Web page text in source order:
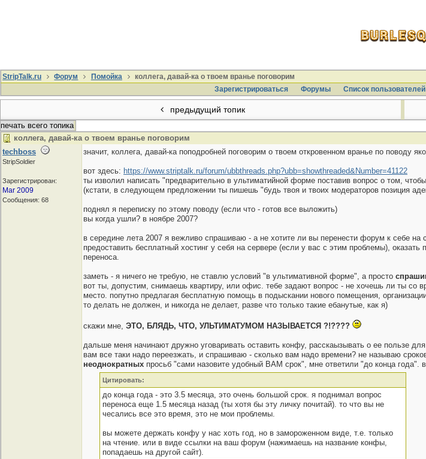
StripTalk.ru Форум Помойка
коллега, давай-ка о твоем вранье поговорим
Зарегистрироваться
Форумы Список пользователей
предыдущий топик
печать всего топика
коллега, давай-ка о твоем вранье поговорим
techboss
StripSoldier
Зарегистрирован:
Mar 2009
Сообщения: 68
значит, коллега, давай-ка поподробней поговорим о твоем откровенном вранье по поводу
вот здесь: https://www.striptalk.ru/forum/ubbthreads.php?ubb=showthreaded&Number=41122
ты изволил написать "предварительно в ультиматийной форме поставив вопрос о том,
(кстати, в следующем предложении ты пишешь "будь твоя и твоих модераторов позиция
поднял я переписку по этому поводу (если что - готов все выложить)
вы когда ушли? в ноябре 2007?
в середине лета 2007 я вежливо спрашиваю - а не хотите ли вы перенести форум к себе
предоставить бесплатный хостинг у себя на сервере (если у вас с этим проблемы),
переноса.
заметь - я ничего не требую, не ставлю условий "в ультимативной форме", а просто
вот ты, допустим, снимаешь квартиру, или офис. тебе задают вопрос - не хочешь ли ты со
место. попутно предлагая бесплатную помощь в подыскании нового помещения,
то делать не должен, и никогда не делает, разве что только такие ебанутые, как я)
скажи мне, ЭТО, БЛЯДЬ, ЧТО, УЛЬТИМАТУМОМ НАЗЫВАЕТСЯ ?!????
дальше меня начинают дружно уговаривать оставить конфу, расскаызывать о ее пользе
вам все таки надо переезжать, и спрашиваю - сколько вам надо времени? не называю
неоднократных просьб "сами назовите удобный ВАМ срок", мне ответили "до конца года".
Цитировать:
до конца года - это 3.5 месяца, это очень большой срок. я поднимал вопрос
переноса еще 1.5 месяца назад (ты хотя бы эту личку почитай). то что вы не
чесались все это время, это не мои проблемы.
вы можете держать конфу у нас хоть год, но в замороженном виде, т.е. только
на чтение. или в виде ссылки на ваш форум (нажимаешь на название конфы,
попадаешь на другой сайт).